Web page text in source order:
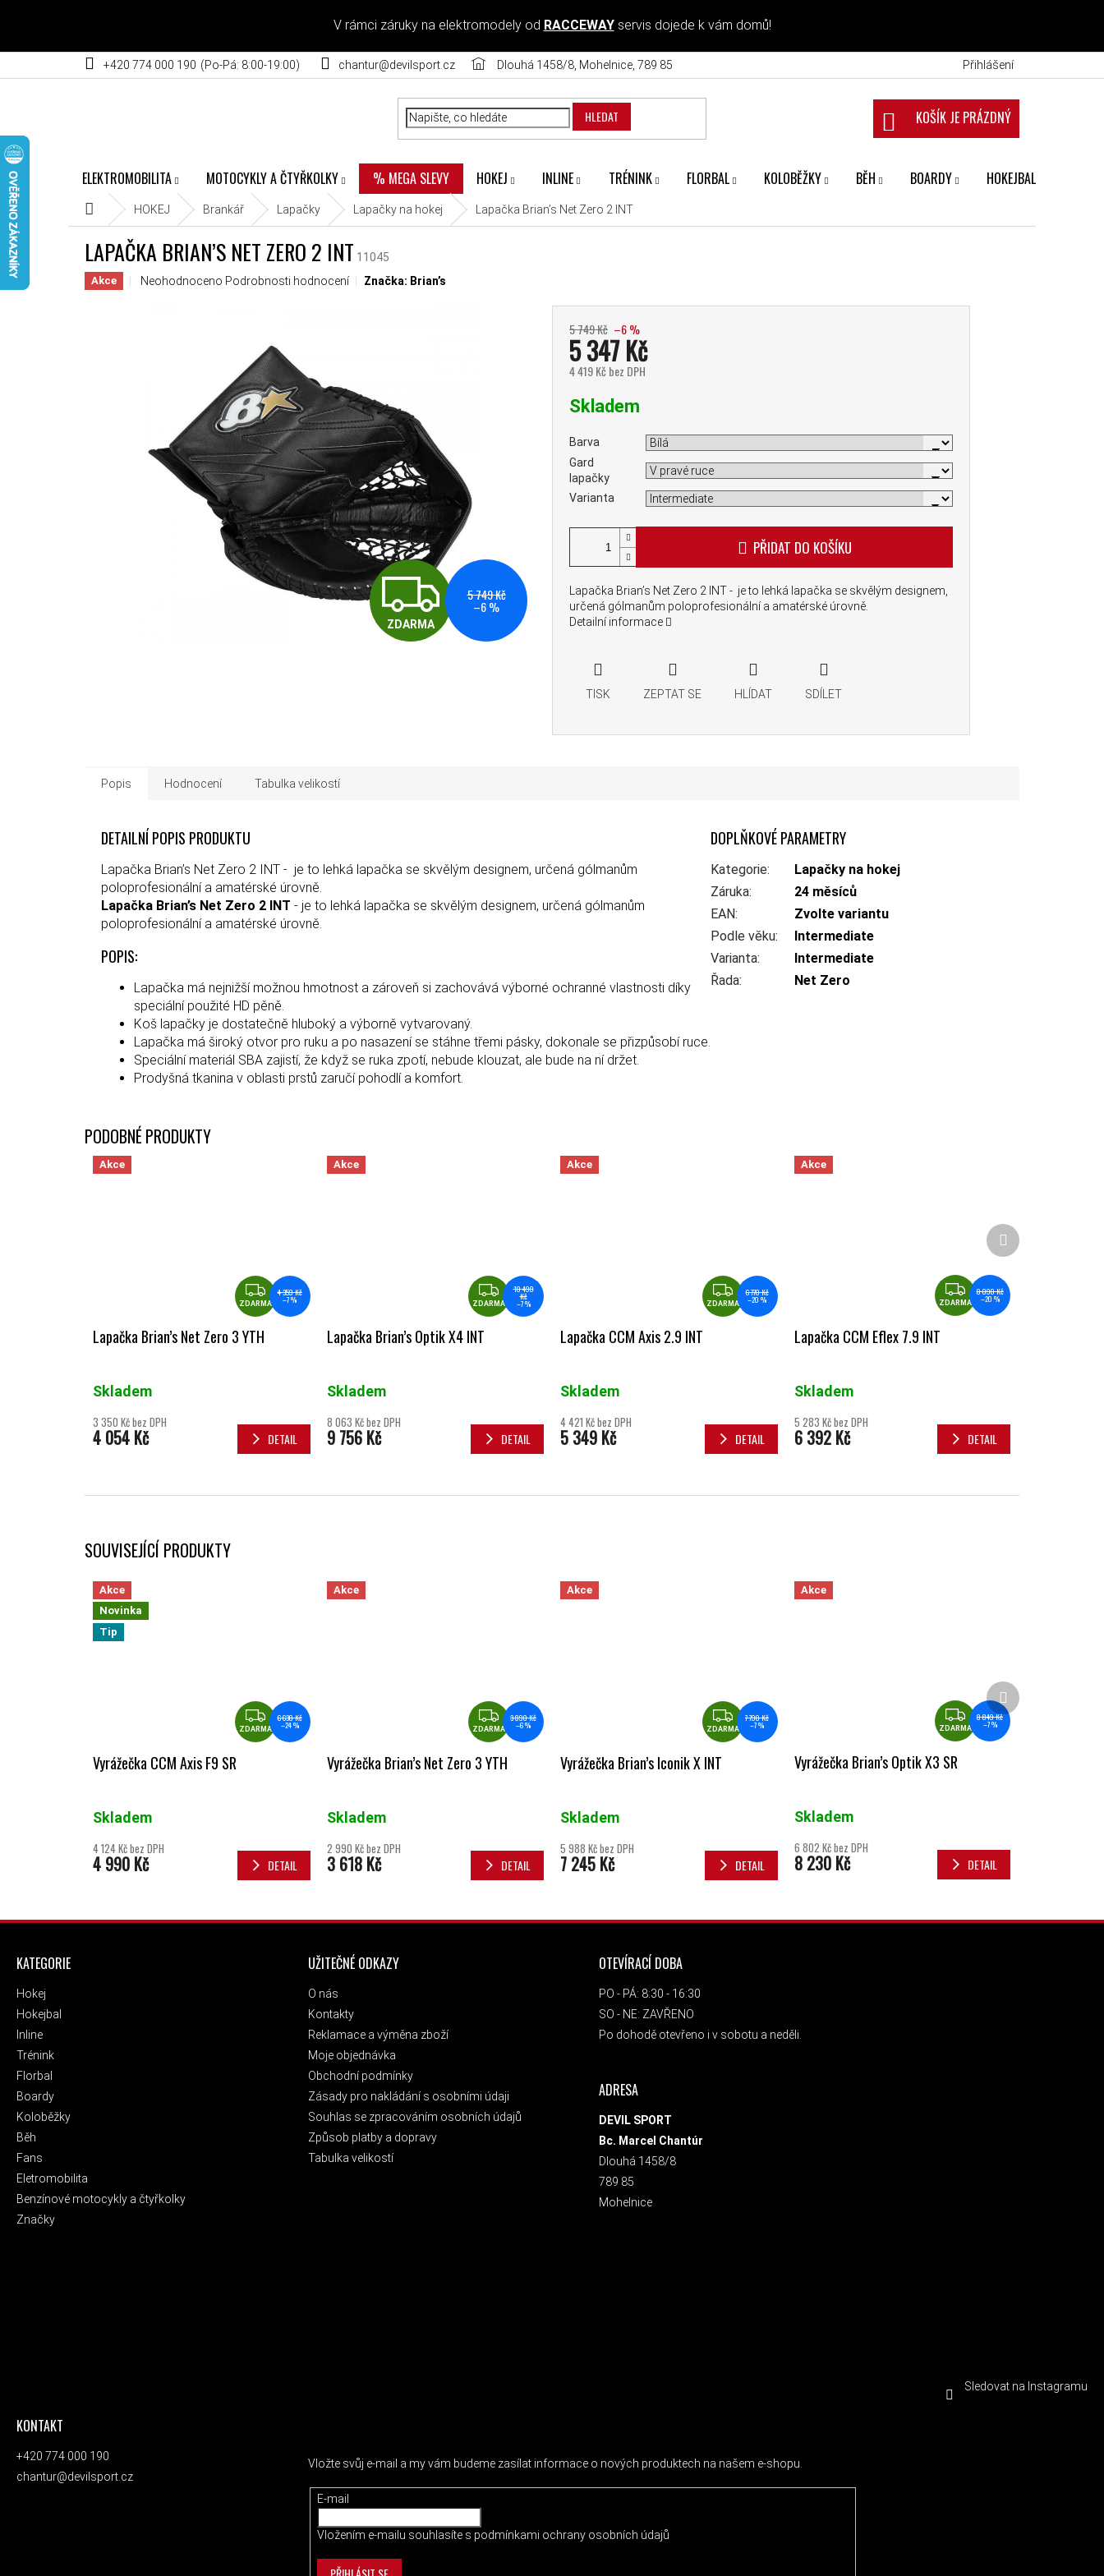
V rámci záruky na elektromodely od RACCEWAYservis dojede k vám domů!
+420 774 000 190 chantur@devilsport.cz Dlouhá 1458/8, Mohelnice, 789 85 Přihlášení
HLEDAT NÁKUPNÍ KOŠÍK
ELEKTROMOBILITA MOTOCYKLY A ČTYŘKOLKY % MEGA SLEVY HOKEJ INLINE TRÉNINK FLORBAL KOLOBĚŽKY BĚH BOARDY HOKEJBAL
Domů HOKEJ Brankář Lapačky Lapačky na hokej Lapačka Brian’s Net Zero 2 INT
LAPAČKA BRIAN’S NET ZERO 2 INT 11045
Akce Průměrné hodnocení produktu je 0,0 z 5 hvězdiček.
Neohodnoceno Podrobnosti hodnocení Značka: Brian’s
ZDARMA
ZDARMA
5 749 Kč
–6 %
5 749 Kč –6 %
5 347 Kč
4 419 Kč bez DPH
Skladem
Barva
Gard
lapačky
Varianta
PŘIDAT DO KOŠÍKU
Lapačka Brian’s Net Zero 2 INT - je to lehká lapačka se skvělým designem,
určená gólmanům poloprofesionální a amatérské úrovně.
Detailní informace
TISK ZEPTAT SE HLÍDAT SDÍLET
SOUVISEJÍCÍ PRODUKTY
Akce
Novinka
Tip
ZDARMA
ZDARMA
6 630 Kč
–24 %
Vyrážečka CCM Axis F9 SR
Skladem
4 124 Kč bez DPH
4 990 Kč DETAIL
Akce
ZDARMA
ZDARMA
3 890 Kč
–6 %
Vyrážečka Brian’s Net Zero 3 YTH
Skladem
2 990 Kč bez DPH
3 618 Kč DETAIL
Akce
ZDARMA
ZDARMA
7 790 Kč
–7 %
Vyrážečka Brian’s Iconik X INT
Skladem
5 988 Kč bez DPH
7 245 Kč DETAIL
Akce
ZDARMA
ZDARMA
8 849 Kč
–7 %
Vyrážečka Brian’s Optik X3 SR
Skladem
6 802 Kč bez DPH
8 230 Kč DETAIL
Další produkt
Popis Hodnocení Tabulka velikostí
DETAILNÍ POPIS PRODUKTU
Lapačka Brian’s Net Zero 2 INT - je to lehká lapačka se skvělým designem, určená gólmanům
poloprofesionální a amatérské úrovně.
Lapačka Brian’s Net Zero 2 INT - je to lehká lapačka se skvělým designem, určená gólmanům
poloprofesionální a amatérské úrovně.
POPIS:
Lapačka má nejnižší možnou hmotnost a zároveň si zachovává výborné ochranné vlastnosti díky
speciální použité HD pěně.
Koš lapačky je dostatečně hluboký a výborně vytvarovaný.
Lapačka má široký otvor pro ruku a po nasazení se stáhne třemi pásky, dokonale se přizpůsobí ruce.
Speciální materiál SBA zajistí, že když se ruka zpotí, nebude klouzat, ale bude na ní držet.
Prodyšná tkanina v oblasti prstů zaručí pohodlí a komfort.
DOPLŇKOVÉ PARAMETRY
Kategorie:
Lapačky na hokej
Záruka:
24 měsíců
EAN:
Zvolte variantu
Podle věku:
Intermediate
Varianta:
Intermediate
Řada: Net Zero
Akce
ZDARMA
ZDARMA
4 359 Kč
–7 %
Lapačka Brian’s Net Zero 3 YTH
Skladem
3 350 Kč bez DPH
4 054 Kč DETAIL
Akce
ZDARMA
ZDARMA
10 490
Kč
–7 %
Lapačka Brian’s Optik X4 INT
Skladem
8 063 Kč bez DPH
9 756 Kč DETAIL
Akce
ZDARMA
ZDARMA
6 770 Kč
–20 %
Lapačka CCM Axis 2.9 INT
Skladem
4 421 Kč bez DPH
5 349 Kč DETAIL
Akce
ZDARMA
ZDARMA
8 090 Kč
–20 %
Lapačka CCM Eflex 7.9 INT
Skladem
5 283 Kč bez DPH
6 392 Kč DETAIL
Další produkt
ZÁPATÍ
KATEGORIE
Hokej
Hokejbal
Inline
Trénink
Florbal
Boardy
Koloběžky
Běh
Fans
Eletromobilita
Benzínové motocykly a čtyřkolky
Značky
UŽITEČNÉ ODKAZY
O nás
Kontakty
Reklamace a výměna zboží
Moje objednávka
Obchodní podmínky
Zásady pro nakládání s osobními údaji
Souhlas se zpracováním osobních údajů
Způsob platby a dopravy
Tabulka velikostí
OTEVÍRACÍ DOBA
PO - PÁ: 8:30 - 16:30
SO - NE: ZAVŘENO
Po dohodě otevřeno i v sobotu a neděli.
ADRESA
DEVIL SPORT
Bc. Marcel Chantúr
Dlouhá 1458/8
789 85
Mohelnice
Sledovat na Instagramu
KONTAKT
+420 774 000 190
chantur@devilsport.cz
Vložte svůj e-mail a my vám budeme zasílat informace o nových produktech na našem e-shopu.
E-mail
Vložením e-mailu souhlasíte s podmínkami ochrany osobních údajů